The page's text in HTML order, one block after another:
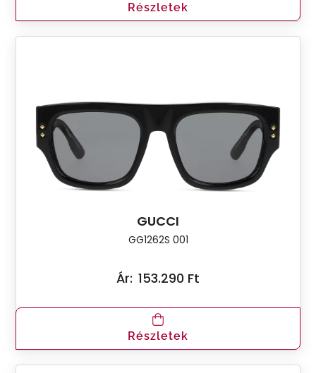
Részletek
GUCCI
GG1262S 001
Ár: 153.290 Ft
Részletek